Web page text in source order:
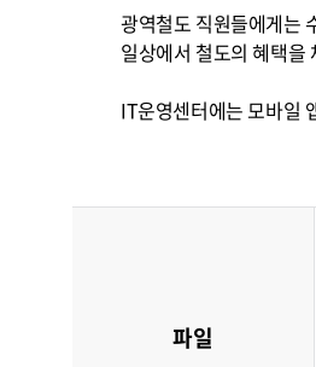
광역철도 직원들에게는
일상에서 철도의 혜택을
IT운영센터에는 모바일
파일